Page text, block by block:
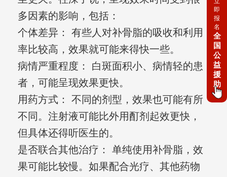
多因素的影响，包括：
个体差异： 有些人对补骨脂的吸收和利用
率比较高，效果就可能来得快一些。
病情严重程度： 白斑面积小、病情轻的患
者，可能呈现效果更快。
用药方式： 不同的剂型，效果也可能有所
不同。注射液可能比外用酊剂起效更快，
但具体还得听医生的。
是否联合其他治疗： 单纯使用补骨脂，效
果可能比较慢。如果配合光疗、其他药物
即
报
名
全
国
公
益
援
助